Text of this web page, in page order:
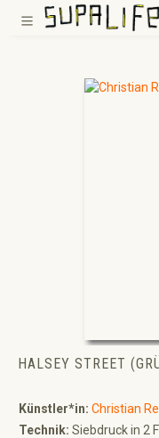
Zum Hauptinhalt springen
HALSEY STREET
Künstler*in: Christian
Technik: Siebdruck in 2